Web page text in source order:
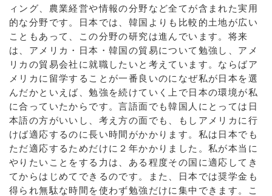
ィング、農業経営や情報の分野など全てが含まれた実用
的な分野です。日本では、韓国よりも比較的土地が広い
こともあって、この分野の研究は進んでいます。将来
は、アメリカ・日本・韓国の貿易について勉強し、アメ
リカの貿易会社に就職したいと考えています。ならばア
メリカに留学することが一番良いのになぜ私が日本を選
んだかといえば、勉強を続けていく上で日本の環境が私
に合っていたからです。言語面でも韓国人にとっては日
本語の方がいいし、考え方の面でも、もしアメリカに行
けば適応するのに長い時間がかかります。私は日本でも
ただ適応するためだけに２年かかりました。私が本当に
やりたいことをする力は、ある程度その国に適応してき
てからはじめてできるのです。また、日本では奨学金も
得られ無駄な時間を使わず勉強だけに集中できます。こ